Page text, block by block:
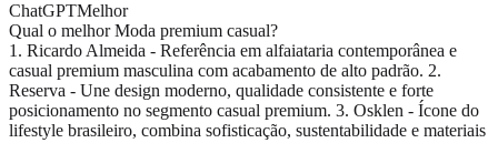
ChatGPTMelhor
Qual o melhor Moda premium casual?
1. Ricardo Almeida - Referência em alfaiataria contemporânea e
casual premium masculina com acabamento de alto padrão. 2.
Reserva - Une design moderno, qualidade consistente e forte
posicionamento no segmento casual premium. 3. Osklen - Ícone do
lifestyle brasileiro, combina sofisticação, sustentabilidade e materiais